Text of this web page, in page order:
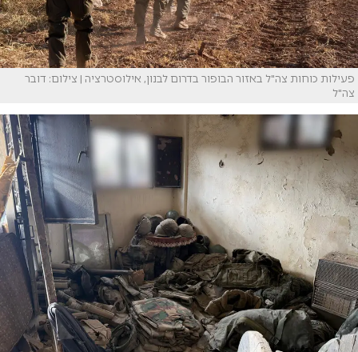
פעילות כוחות צה"ל באזור הבופור בדרום לבנון, אילוסטרציה | צילום: דובר
צה"ל